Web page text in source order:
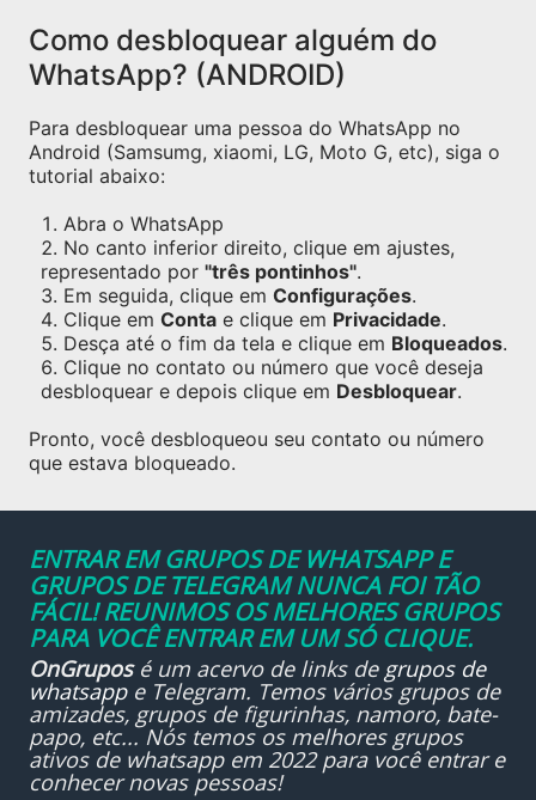
Como desbloquear alguém do
WhatsApp? (ANDROID)
Para desbloquear uma pessoa do WhatsApp no
Android (Samsumg, xiaomi, LG, Moto G, etc), siga o
tutorial abaixo:
Abra o WhatsApp
No canto inferior direito, clique em ajustes,
representado por "três pontinhos".
Em seguida, clique em Configurações.
Clique em Conta e clique em Privacidade.
Desça até o fim da tela e clique em Bloqueados.
Clique no contato ou número que você deseja
desbloquear e depois clique em Desbloquear.
Pronto, você desbloqueou seu contato ou número
que estava bloqueado.
ENTRAR EM GRUPOS DE WHATSAPP E
GRUPOS DE TELEGRAM NUNCA FOI TÃO
FÁCIL! REUNIMOS OS MELHORES GRUPOS
PARA VOCÊ ENTRAR EM UM SÓ CLIQUE.
OnGruposé um acervo de links de grupos de
whatsappe Telegram. Temos vários grupos de
amizades, grupos de figurinhas, namoro, bate-
papo, etc... Nós temos os melhores grupos
ativos de whatsapp em 2022 para você entrar e
conhecer novas pessoas!